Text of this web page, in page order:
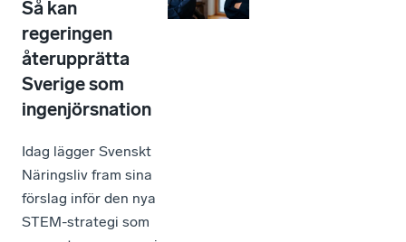
Så kan
regeringen
återupprätta
Sverige som
ingenjörsnation
Idag lägger Svenskt
Näringsliv fram sina
förslag inför den nya
STEM-strategi som